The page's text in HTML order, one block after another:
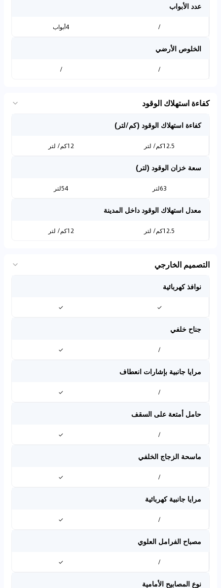
عدد الأبواب
/ 4أبواب
الخلوص الأرضي
/
/
كفاءة استهلاك الوقود
كفاءة استهلاك الوقود (كم/لتر)
12.5كم/ لتر 12كم/ لتر
سعة خزان الوقود (لتر)
63لتر 54لتر
معدل استهلاك الوقود داخل المدينة
12.5كم/ لتر 12كم/ لتر
التصميم الخارجي
نوافذ كهربائية
✓
✓
جناح خلفي
/
✓
مرايا جانبية بإشارات انعطاف
/
✓
حامل أمتعة على السقف
/
✓
ماسحة الزجاج الخلفي
/
✓
مرايا جانبية كهربائية
/
✓
مصباح الفرامل العلوي
/
✓
نوع المصابيح الأمامية